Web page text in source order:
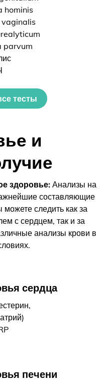
hominis
vaginalis
parvum
тесты
и
здоровье:Анализы на
составляющие
следить как за
с сердцем, так и за
анализы крови в
сердца
печени